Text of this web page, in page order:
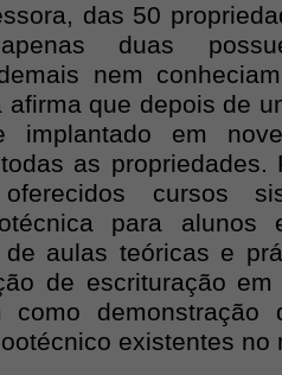
das 50
duas
nem
afirma que depois de
implantado em
as propriedades.
cursos
para alunos
de aulas teóricas e
de escrituração
como demonstração
existentes no